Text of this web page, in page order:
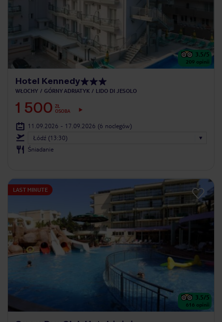
3.5/5
209 opinii
Hotel Kennedy
WŁOCHY GÓRNY ADRIATYK LIDO DI JESOLO
1 500 ZŁ
OSOBA
11.09.2026 - 17.09.2026 (6 noclegów)
Łódź (13:30)
Śniadanie
LAST MINUTE
3.5/5
616 opinii